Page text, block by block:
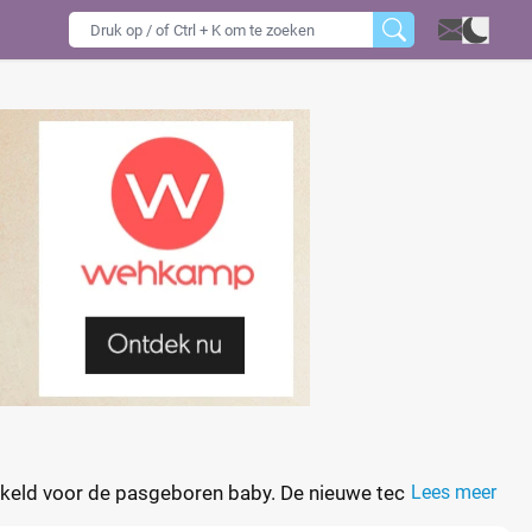
voor de pasgeboren baby. De nieuwe technologie
Lees meer